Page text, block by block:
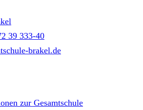
39 333-40
brakel.de
zur Gesamtschule